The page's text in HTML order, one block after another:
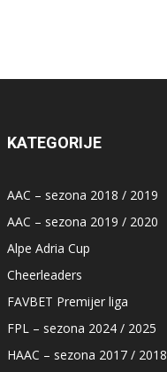
KATEGORIJE
AAC – sezona 2018 / 2019
AAC – sezona 2019 / 2020
Alpe Adria Cup
Cheerleaders
FAVBET Premijer liga
FPL – sezona 2024 / 2025
HAAC – sezona 2017 / 2018